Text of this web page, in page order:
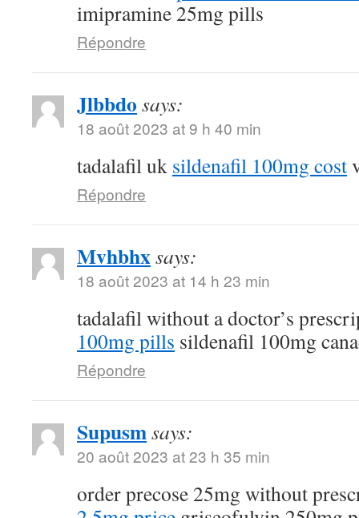
imipramine 25mg pills
Répondre
Jlbbdo says:
18 août 2023 at 9 h 40 min
tadalafil uk sildenafil 100mg cost
Répondre
Mvhbhxsays:
18 août 2023 at 14 h 23 min
tadalafil without a doctor’s
100mg pills sildenafil 100mg
Répondre
Supusmsays:
20 août 2023 at 23 h 35 min
order precose 25mg without